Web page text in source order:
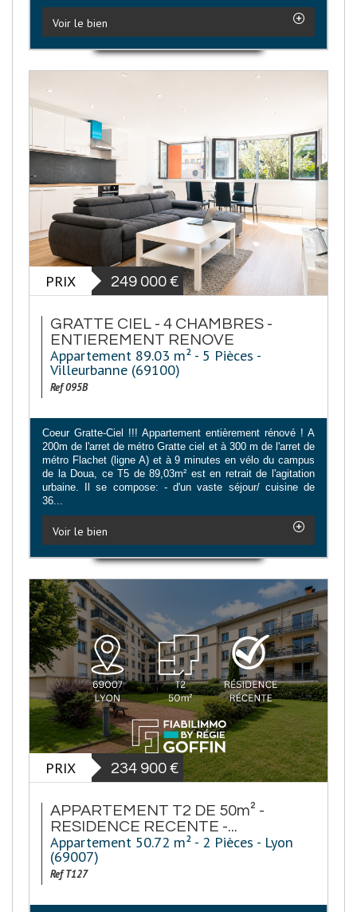
Voir le bien
PRIX 249 000 €
GRATTE CIEL - 4 CHAMBRES -
ENTIEREMENT RENOVE
Appartement 89.03 m² - 5 Pièces -
Villeurbanne (69100)
Ref 095B
Coeur Gratte-Ciel !!! Appartement entièrement rénové ! A
200m de l'arret de métro Gratte ciel et à 300 m de l'arret de
métro Flachet (ligne A) et à 9 minutes en vélo du campus
de la Doua, ce T5 de 89,03m² est en retrait de l'agitation
urbaine. Il se compose: - d'un vaste séjour/ cuisine de
36...
Voir le bien
PRIX 234 900 €
APPARTEMENT T2 DE 50m² -
RESIDENCE RECENTE -...
Appartement 50.72 m² - 2 Pièces - Lyon
(69007)
Ref T127